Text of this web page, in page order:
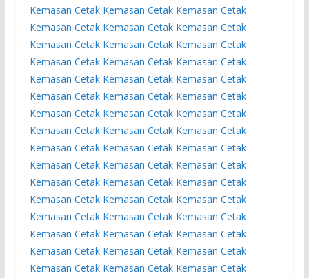
Kemasan Cetak Kemasan Cetak Kemasan Cetak
Kemasan Cetak Kemasan Cetak Kemasan Cetak
Kemasan Cetak Kemasan Cetak Kemasan Cetak
Kemasan Cetak Kemasan Cetak Kemasan Cetak
Kemasan Cetak Kemasan Cetak Kemasan Cetak
Kemasan Cetak Kemasan Cetak Kemasan Cetak
Kemasan Cetak Kemasan Cetak Kemasan Cetak
Kemasan Cetak Kemasan Cetak Kemasan Cetak
Kemasan Cetak Kemasan Cetak Kemasan Cetak
Kemasan Cetak Kemasan Cetak Kemasan Cetak
Kemasan Cetak Kemasan Cetak Kemasan Cetak
Kemasan Cetak Kemasan Cetak Kemasan Cetak
Kemasan Cetak Kemasan Cetak Kemasan Cetak
Kemasan Cetak Kemasan Cetak Kemasan Cetak
Kemasan Cetak Kemasan Cetak Kemasan Cetak
Kemasan Cetak Kemasan Cetak Kemasan Cetak